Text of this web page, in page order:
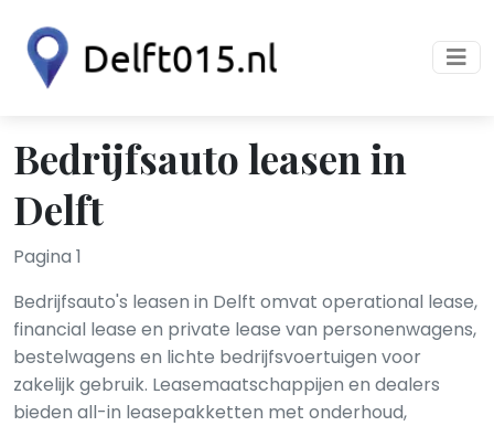
Bedrijfsauto leasen in
Delft
Pagina 1
Bedrijfsauto's leasen in Delft omvat operational lease,
financial lease en private lease van personenwagens,
bestelwagens en lichte bedrijfsvoertuigen voor
zakelijk gebruik. Leasemaatschappijen en dealers
bieden all-in leasepakketten met onderhoud,